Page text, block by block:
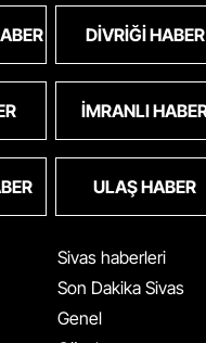
DIVRIĞI HABER
İMRANLI
ULAŞ HABER
Sivas haberleri
Son Dakika Sivas
Genel